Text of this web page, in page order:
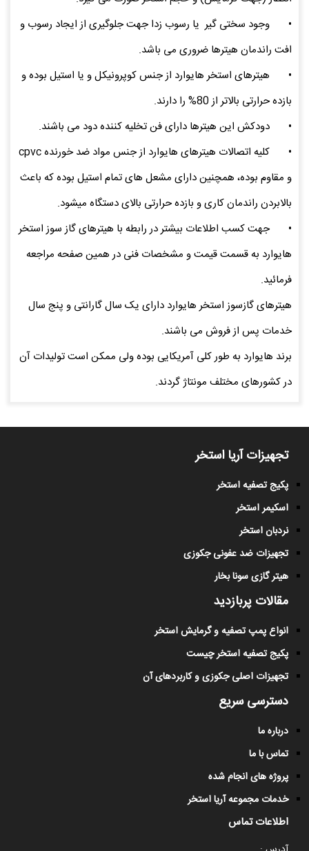
•
وجود سختی گیر یا رسوب زدا جهت جلوگیری از ایجاد رسوب و
افت راندمان هیترها ضروری می باشد.
•
هیترهای استخر هایوارد از جنس کوپرونیکل و یا استیل بوده و
بازده حرارتی بالاتر از 80% را دارند.
•
دودکش این هیترها دارای فن تخلیه کننده دود می باشند.
•
کلیه اتصالات هیترهای هایوارد از جنس مواد ضد خورنده cpvc
و مقاوم بوده، همچنین دارای مشعل های تمام استیل بوده که باعث
بالابردن راندمان کاری و بازده حرارتی بالای دستگاه میشود.
•
جهت کسب اطلاعات بیشتر در رابطه با هیترهای گاز سوز استخر
هایوارد به قسمت قیمت و مشخصات فنی در همین صفحه مراجعه
فرمائید.
هیترهای گازسوز استخر هایوارد دارای یک سال گارانتی و پنج سال
خدمات پس از فروش می باشند.
برند هایوارد به طور کلی آمریکایی بوده ولی ممکن است تولیدات آن
در کشورهای مختلف مونتاژ گردند.
تجهیزات آریا استخر
پکیج تصفیه استخر
اسکیمر استخر
نردبان استخر
تجهیزات ضد عفونی جکوزی
هیتر گازی سونا بخار
مقالات پربازدید
انواع پمپ تصفیه و گرمایش استخر
پکیج تصفیه استخر چیست
تجهیزات اصلی جکوزی و کاربردهای آن
دسترسی سریع
درباره ما
تماس با ما
پروژه های انجام شده
خدمات مجموعه آریا استخر
اطلاعات تماس